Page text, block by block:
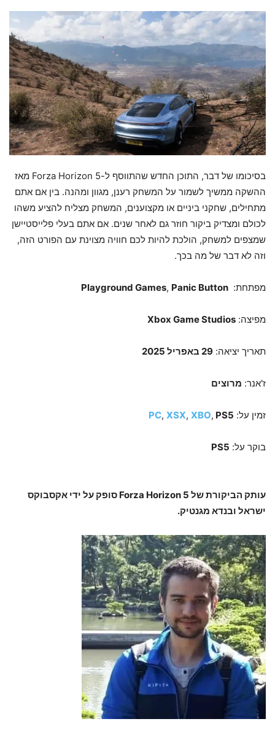
בסיכומו של דבר, התוכן החדש שהתווסף ל-Forza Horizon 5 מאז
ההשקה ממשיך לשמור על המשחק רענן, מגוון ומהנה. בין אם אתם
מתחילים, שחקני ביניים או מקצוענים, המשחק מצליח להציע משהו
לכולם ומצדיק ביקור חוזר גם לאחר שנים. אם אתם בעלי פלייסטיישן
שמצפים למשחק, הולכת להיות לכם חוויה מצוינת עם הפורט הזה,
וזה לא דבר של מה בכך.
מפתחת: Playground Games, Panic Button
מפיצה: Xbox Game Studios
תאריך יציאה: 29 באפריל 2025
ז'אנר: מרוצים
זמין על: PC, XSX, XBO, PS5
בוקר על: PS5
עותק הביקורת של Forza Horizon 5 סופק על ידי אקסבוקס
ישראל ובנדא מגנטיק.